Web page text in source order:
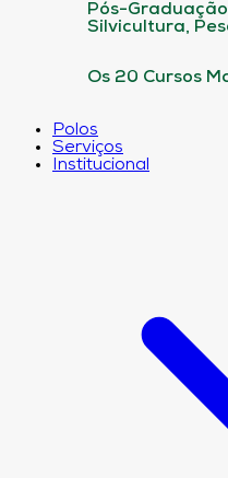
Pós-
Silvicultura,
Os 20 Cursos
Polos
Serviços
Institucional